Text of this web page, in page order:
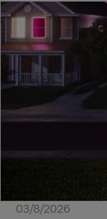
van de actie
03/8/2026